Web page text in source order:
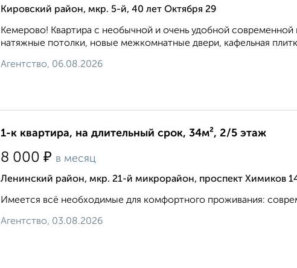
Кировский район, мкр. 5-й, 40 лет Октября 29
Кемерово! Квартира с необычной и очень удобной
натяжные потолки, новые межкомнатные двери, кафельная
Агентство, 06.08.2026
1-к квартира, на длительный срок, 34м², 2/5 этаж
8 000 ₽ в месяц
Ленинский район, мкр. 21-й микрорайон, проспект Химиков
Имеется всё необходимые для комфортного проживания:
Агентство, 03.08.2026